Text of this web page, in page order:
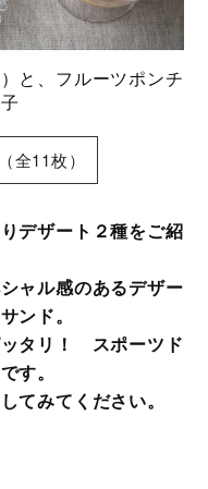
と、フルーツポンチ
全11枚）
デザート２種をご紹
ャル感のあるデザー
ンド。
ッタリ！ スポーツド
す。
てみてください。